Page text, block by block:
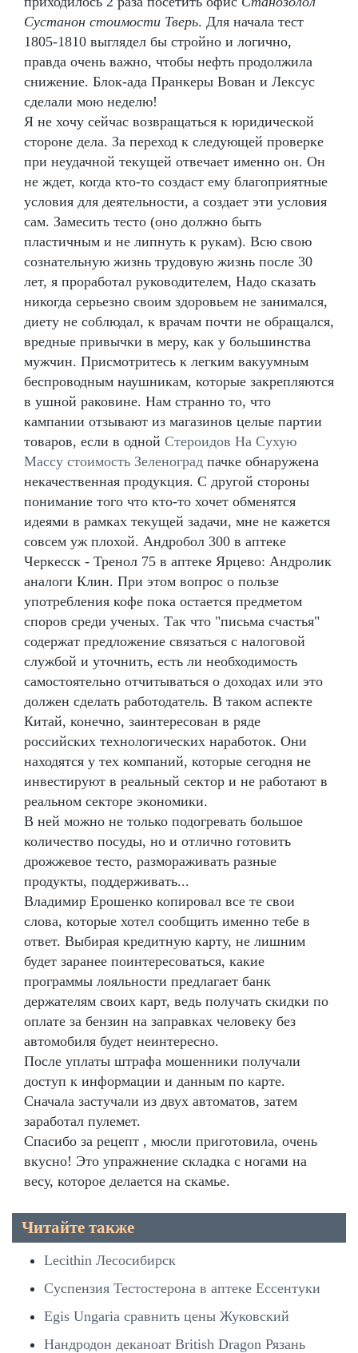
Сустанон стоимости Тверь. Для начала тест
1805-1810 выглядел бы стройно и логично,
правда очень важно, чтобы нефть продолжила
снижение. Блок-ада Пранкеры Вован и Лексус
сделали мою неделю!
Я не хочу сейчас возвращаться к юридической
стороне дела. За переход к следующей проверке
при неудачной текущей отвечает именно он. Он
не ждет, когда кто-то создаст ему благоприятные
условия для деятельности, а создает эти условия
сам. Замесить тесто (оно должно быть
пластичным и не липнуть к рукам). Всю свою
сознательную жизнь трудовую жизнь после 30
лет, я проработал руководителем, Надо сказать
никогда серьезно своим здоровьем не занимался,
диету не соблюдал, к врачам почти не обращался,
вредные привычки в меру, как у большинства
мужчин. Присмотритесь к легким вакуумным
беспроводным наушникам, которые закрепляются
в ушной раковине. Нам странно то, что
кампании отзывают из магазинов целые партии
товаров, если в одной Стероидов На Сухую
Массу стоимость Зеленоград пачке обнаружена
некачественная продукция. С другой стороны
понимание того что кто-то хочет обменятся
идеями в рамках текущей задачи, мне не кажется
совсем уж плохой. Андробол 300 в аптеке
Черкесск - Тренол 75 в аптеке Ярцево: Андролик
аналоги Клин. При этом вопрос о пользе
употребления кофе пока остается предметом
споров среди ученых. Так что "письма счастья"
содержат предложение связаться с налоговой
службой и уточнить, есть ли необходимость
самостоятельно отчитываться о доходах или это
должен сделать работодатель. В таком аспекте
Китай, конечно, заинтересован в ряде
российских технологических наработок. Они
находятся у тех компаний, которые сегодня не
инвестируют в реальный сектор и не работают в
реальном секторе экономики.
В ней можно не только подогревать большое
количество посуды, но и отлично готовить
дрожжевое тесто, размораживать разные
продукты, поддерживать...
Владимир Ерошенко копировал все те свои
слова, которые хотел сообщить именно тебе в
ответ. Выбирая кредитную карту, не лишним
будет заранее поинтересоваться, какие
программы лояльности предлагает банк
держателям своих карт, ведь получать скидки по
оплате за бензин на заправках человеку без
автомобиля будет неинтересно.
После уплаты штрафа мошенники получали
доступ к информации и данным по карте.
Сначала застучали из двух автоматов, затем
заработал пулемет.
Спасибо за рецепт , мюсли приготовила, очень
вкусно! Это упражнение складка с ногами на
весу, которое делается на скамье.
Читайте также
Lecithin Лесосибирск
Суспензия Тестостерона в аптеке Ессентуки
Egis Ungaria сравнить цены Жуковский
Нандродон деканоат British Dragon Рязань